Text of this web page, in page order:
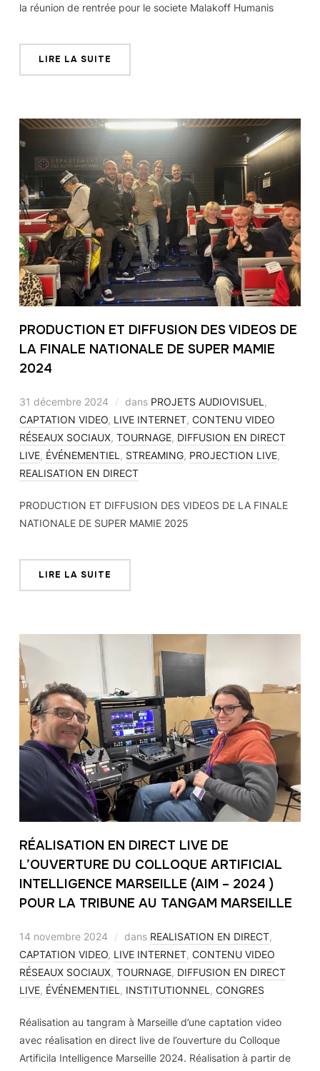
la réunion de rentrée pour le societe Malakoff Humanis
LIRE LA SUITE
PRODUCTION ET DIFFUSION DES VIDEOS DE
LA FINALE NATIONALE DE SUPER MAMIE
2024
31 décembre 2024 dans PROJETS AUDIOVISUEL ,
CAPTATION VIDEO, LIVE INTERNET, CONTENU VIDEO
RÉSEAUX SOCIAUX, TOURNAGE, DIFFUSION EN DIRECT
LIVE, ÉVÉNEMENTIEL , STREAMING, PROJECTION LIVE,
REALISATION EN DIRECT
PRODUCTION ET DIFFUSION DES VIDEOS DE LA FINALE
NATIONALE DE SUPER MAMIE 2025
LIRE LA SUITE
RÉALISATION EN DIRECT LIVE DE
L’OUVERTURE DU COLLOQUE ARTIFICIAL
INTELLIGENCE MARSEILLE (AIM – 2024 )
POUR LA TRIBUNE AU TANGAM MARSEILLE
14 novembre 2024 dans REALISATION EN DIRECT,
CAPTATION VIDEO, LIVE INTERNET, CONTENU VIDEO
RÉSEAUX SOCIAUX, TOURNAGE, DIFFUSION EN DIRECT
LIVE, ÉVÉNEMENTIEL , INSTITUTIONNEL , CONGRES
Réalisation au tangram à Marseille d’une captation video
avec réalisation en direct live de l’ouverture du Colloque
Artificila Intelligence Marseille 2024. Réalisation à partir de